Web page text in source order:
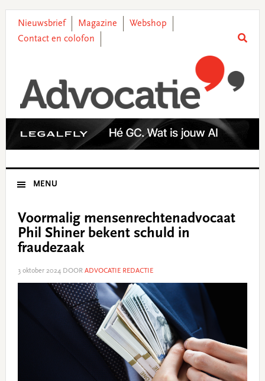
primary
main
primary
footer
Nieuwsbrief Magazine
Webshop
Contact en colofon
MENU
Voormalig mensenrechtenadvocaat
Phil Shiner bekent schuld in
fraudezaak
3 oktober 2024DOOR ADVOCATIE REDACTIE